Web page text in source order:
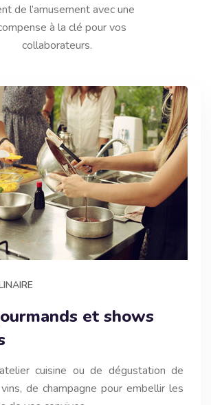
de l’amusement avec une
à la clé pour vos
collaborateurs.
et shows
cuisine ou de dégustation de
de champagne pour embellir les